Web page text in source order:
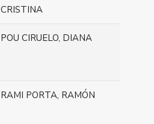
CRISTINA
POU CIRUELO, DIANA
RAMI PORTA, RAMÓN